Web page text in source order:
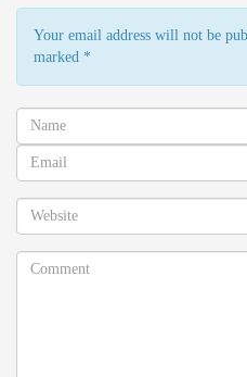
Your email address will not be
marked *